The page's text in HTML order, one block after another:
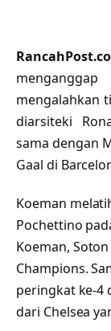
mengalahkan
diarsiteki
sama dengan
Gaal di
Koeman
Pochettino
Koeman,
Champions.
peringkat ke-4
dari Chelsea